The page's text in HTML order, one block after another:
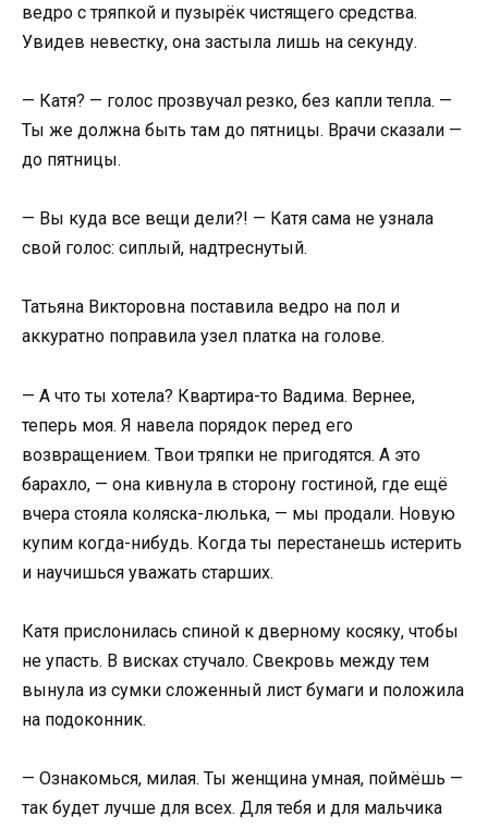
ведро с тряпкой и пузырёк чистящего средства.
Увидев невестку, она застыла лишь на секунду.
— Катя? — голос прозвучал резко, без капли тепла. —
Ты же должна быть там до пятницы. Врачи сказали —
до пятницы.
— Вы куда все вещи дели?! — Катя сама не узнала
свой голос: сиплый, надтреснутый.
Татьяна Викторовна поставила ведро на пол и
аккуратно поправила узел платка на голове.
— А что ты хотела? Квартира-то Вадима. Вернее,
теперь моя. Я навела порядок перед его
возвращением. Твои тряпки не пригодятся. А это
барахло, — она кивнула в сторону гостиной, где ещё
вчера стояла коляска-люлька, — мы продали. Новую
купим когда-нибудь. Когда ты перестанешь истерить
и научишься уважать старших.
Катя прислонилась спиной к дверному косяку, чтобы
не упасть. В висках стучало. Свекровь между тем
вынула из сумки сложенный лист бумаги и положила
на подоконник.
— Ознакомься, милая. Ты женщина умная, поймёшь —
так будет лучше для всех. Для тебя и для мальчика